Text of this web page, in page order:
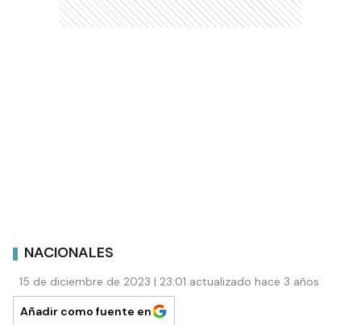
NACIONALES
15 de diciembre de 2023 | 23:01 actualizado hace 3 años
Añadir como fuente en